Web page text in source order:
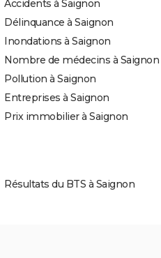
Accidents à Saignon
Délinquance à Saignon
Inondations à Saignon
Nombre de médecins à Saignon
Pollution à Saignon
Entreprises à Saignon
Prix immobilier à Saignon
Résultats du BTS à Saignon